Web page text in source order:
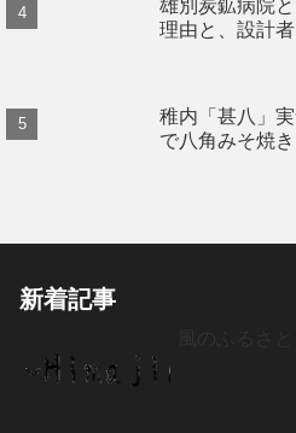
雄別炭鉱病院
理由と、設計
稚内「甚八」
で八角みそ焼
新着記事